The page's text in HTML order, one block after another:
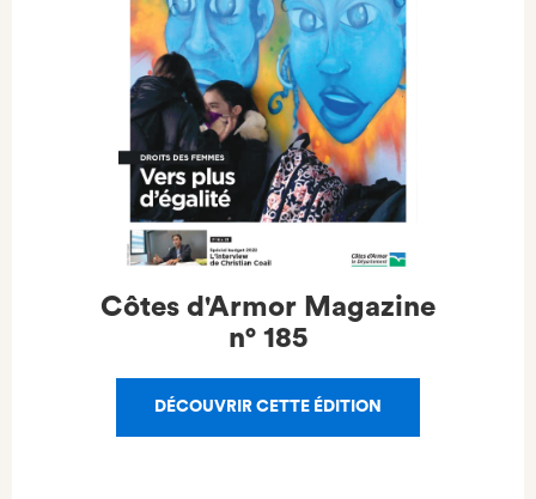
Côtes d'Armor Magazine
n° 185
DÉCOUVRIR CETTE ÉDITION